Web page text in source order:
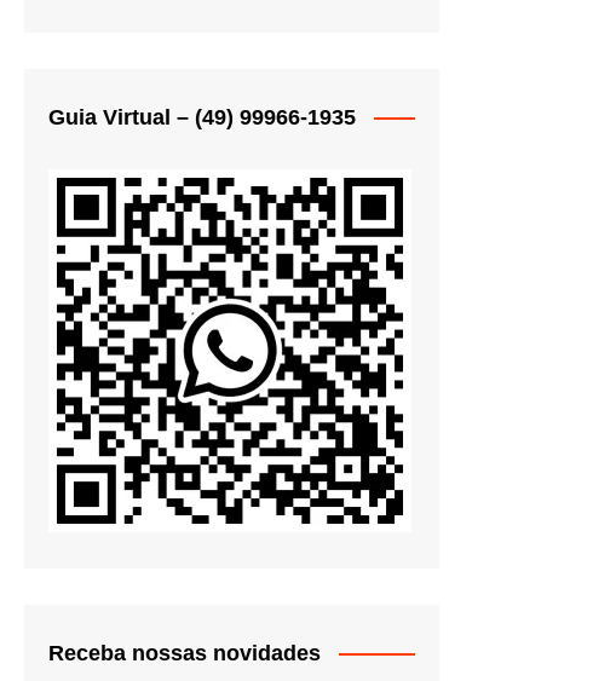
Guia Virtual – (49) 99966-1935
Receba nossas novidades